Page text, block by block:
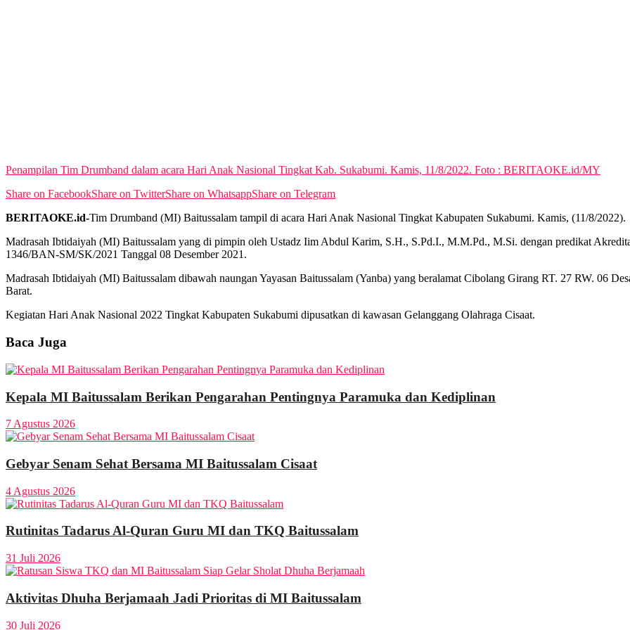
Penampilan Tim Drumband dalam acara Hari Anak Nasional Tingkat Kab. Sukabumi. Kamis, 11/8/2022. Foto : BERITAOKE.id/MY
Share on FacebookShare on TwitterShare on WhatsappShare on Telegram
BERITAOKE.id-Tim Drumband (MI) Baitussalam tampil di acara Hari Anak Nasional Tingkat Kabupaten Sukabumi. Kamis, (11/8/2022).
Madrasah Ibtidaiyah (MI) Baitussalam yang di pimpin oleh Ustadz Iim Abdul Karim, S.H., S.Pd.I., M.M.Pd., M.Si. dengan predikat
1346/BAN-SM/SK/2021 Tanggal 08 Desember 2021.
Madrasah Ibtidaiyah (MI) Baitussalam dibawah naungan Yayasan Baitussalam (Yanba) yang beralamat Cibolang Girang RT. 27 RW. 06
Barat.
Kegiatan Hari Anak Nasional 2022 Tingkat Kabupaten Sukabumi dipusatkan di kawasan Gelanggang Olahraga Cisaat.
Baca Juga
Kepala MI Baitussalam Berikan Pengarahan Pentingnya Paramuka dan Kediplinan
7 Agustus 2026
Gebyar Senam Sehat Bersama MI Baitussalam Cisaat
4 Agustus 2026
Rutinitas Tadarus Al-Quran Guru MI dan TKQ Baitussalam
31 Juli 2026
Aktivitas Dhuha Berjamaah Jadi Prioritas di MI Baitussalam
30 Juli 2026